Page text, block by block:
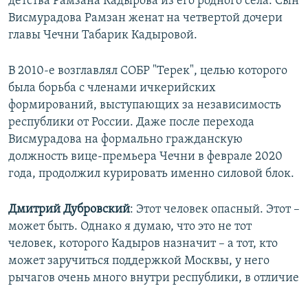
Висмурадова Рамзан женат на четвертой дочери
главы Чечни Табарик Кадыровой.
В 2010-е возглавлял СОБР "Терек", целью которого
была борьба с членами ичкерийских
формирований, выступающих за независимость
республики от России. Даже после перехода
Висмурадова на формально гражданскую
должность вице-премьера Чечни в феврале 2020
года, продолжил курировать именно силовой блок.
Дмитрий Дубровский: Этот человек опасный. Этот –
может быть. Однако я думаю, что это не тот
человек, которого Кадыров назначит – а тот, кто
может заручиться поддержкой Москвы, у него
рычагов очень много внутри республики, в отличие